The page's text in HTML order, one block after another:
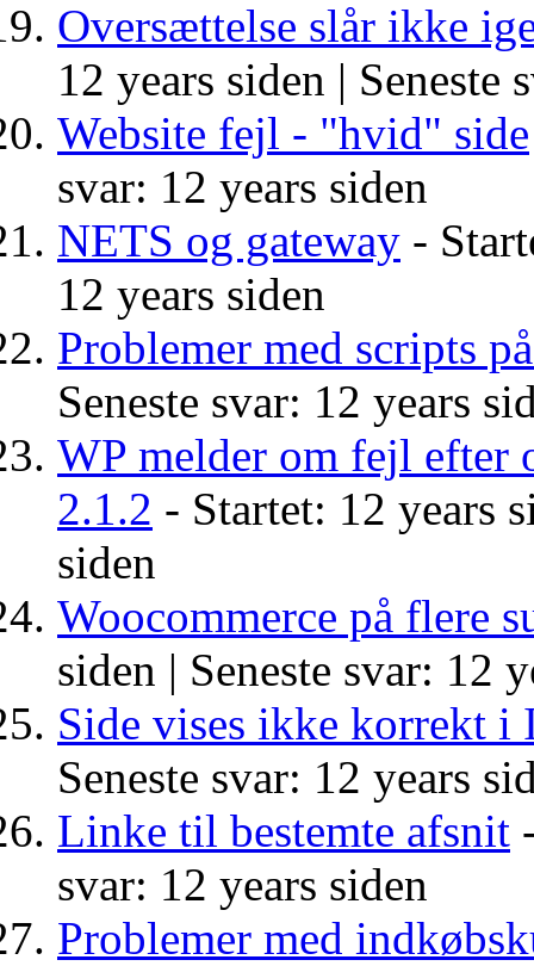
Oversættelse slår ikke
12 years siden | Seneste
Website fejl - "hvid" side
svar: 12 years siden
NETS og gateway -
12 years siden
Problemer med scripts
Seneste svar: 12 years
WP melder om fejl efter
2.1.2 - Startet: 12 years
siden
Woocommerce på flere
siden | Seneste svar: 12
Side vises ikke korrekt i
Seneste svar: 12 years
Linke til bestemte afsnit
svar: 12 years siden
Problemer med